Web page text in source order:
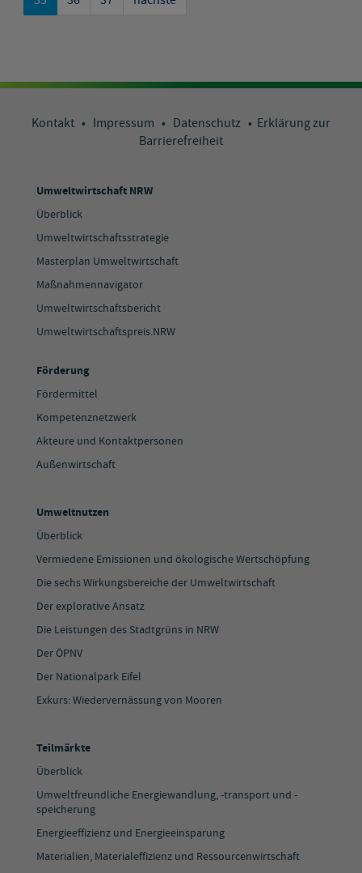
Kontakt • Impressum • Datenschutz • Erklärung zur
Barrierefreiheit
Umweltwirtschaft NRW
Überblick
Umweltwirtschaftsstrategie
Masterplan Umweltwirtschaft
Maßnahmennavigator
Umweltwirtschaftsbericht
Umweltwirtschaftspreis.NRW
Förderung
Fördermittel
Kompetenznetzwerk
Akteure und Kontaktpersonen
Außenwirtschaft
Umweltnutzen
Überblick
Vermiedene Emissionen und ökologische Wertschöpfung
Die sechs Wirkungsbereiche der Umweltwirtschaft
Der explorative Ansatz
Die Leistungen des Stadtgrüns in NRW
Der ÖPNV
Der Nationalpark Eifel
Exkurs: Wiedervernässung von Mooren
Teilmärkte
Überblick
Umweltfreundliche Energiewandlung, -transport und -
speicherung
Energieeffizienz und Energieeinsparung
Materialien, Materialeffizienz und Ressourcenwirtschaft